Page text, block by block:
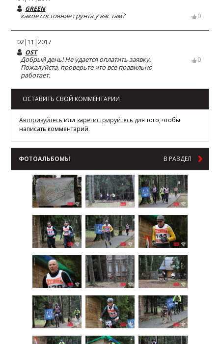
GREEN
какое состояние грунта у вас там? 0
02|11|2017
OST
Добрый день! Не удается оплатить заявку.
Пожалуйста, проверьте что все правильно
работает.
0
ОСТАВИТЬ СВОЙ КОММЕНТАРИИ
Авторизуйтесь или зарегистрируйтесь для того, чтобы
написать комментарий.
ФОТОАЛЬБОМЫ В РАЗДЕЛ